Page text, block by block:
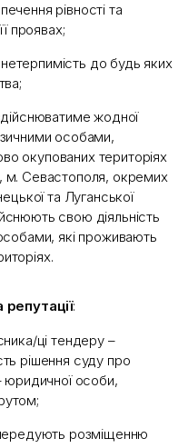
рівності та
проявах;
до будь яких
жодної
особами,
окупованих територіях
м. Севастополя, окремих
та Луганської
свою діяльність
які проживають
:
ці тендеру –
рішення суду про
юридичної особи,
розміщенню